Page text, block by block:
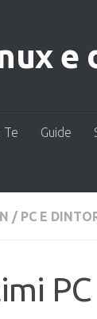
e
Te Guide
/ PC E
PC